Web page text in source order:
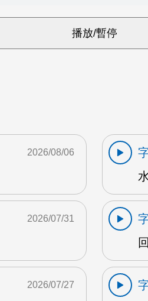
2026/08/06
2026/07/31
2026/07/27